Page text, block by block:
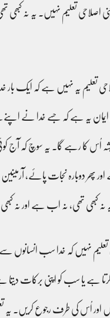
اصلاحی تعلیم نہیں۔ یہ نہ
تعلیم یہ نہیں ہے کہ ایک بار خدا
یہ ہے کہ جسے خدا نے اپنے
اُس کا رہے گا۔ یہ سوچ کہ آج
اور پھر دوبارہ نجات پائے،
نہ کبھی تھی، نہ اب ہے اور نہ کبھی
تعلیم نہیں کہ خدا سب انسانوں
ہے یا سب کو اپنی برکات دیتا
اور اُس کی طرف رجوع کریں۔ یہ